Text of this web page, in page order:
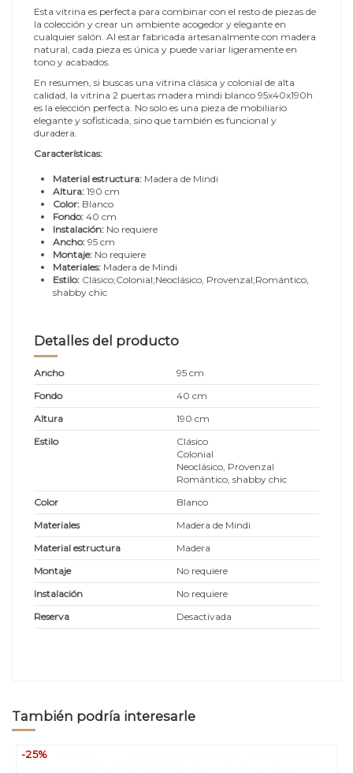
Esta vitrina es perfecta para combinar con el resto de piezas de
la colección y crear un ambiente acogedor y elegante en
cualquier salón. Al estar fabricada artesanalmente con madera
natural, cada pieza es única y puede variar ligeramente en
tono y acabados.
En resumen, si buscas una vitrina clásica y colonial de alta
calidad, la vitrina 2 puertas madera mindi blanco 95x40x190h
es la elección perfecta. No solo es una pieza de mobiliario
elegante y sofisticada, sino que también es funcional y
duradera.
Características:
Material estructura: Madera de Mindi
Altura: 190 cm
Color: Blanco
Fondo: 40 cm
Instalación: No requiere
Ancho: 95 cm
Montaje: No requiere
Materiales: Madera de Mindi
Estilo: Clásico;Colonial;Neoclásico, Provenzal;Romántico,
shabby chic
Detalles del producto
Ancho
95 cm
Fondo
40 cm
Altura
190 cm
Estilo
Clásico
Colonial
Neoclásico, Provenzal
Romántico, shabby chic
Color
Blanco
Materiales
Madera de Mindi
Material estructura
Madera
Montaje
No requiere
Instalación
No requiere
Reserva
Desactivada
También podría interesarle
-25%